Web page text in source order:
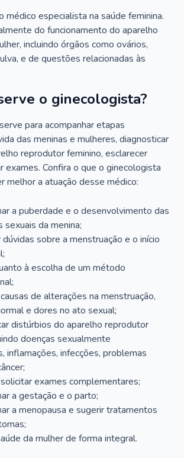
médico especialista na saúde feminina.
do funcionamento do aparelho
incluindo órgãos como ovários,
e de questões relacionadas às
o ginecologista?
para acompanhar etapas
das meninas e mulheres, diagnosticar
reprodutor feminino, esclarecer
exames. Confira o que o ginecologista
melhor a atuação desse médico:
a puberdade e o desenvolvimento das
sexuais da menina;
dúvidas sobre a menstruação e o início
à escolha de um método
de alterações na menstruação,
e dores no ato sexual;
distúrbios do aparelho reprodutor
doenças sexualmente
inflamações, infecções, problemas
exames complementares;
a gestação e o parto;
a menopausa e sugerir tratamentos
da mulher de forma integral.